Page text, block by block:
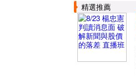
精選推薦